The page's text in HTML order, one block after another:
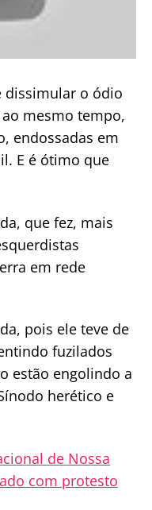
dissimular o ódio
mesmo tempo,
endossadas em
E é ótimo que
que fez, mais
em rede
pois ele teve de
fuzilados
estão engolindo a
herético e
de Nossa
com protesto